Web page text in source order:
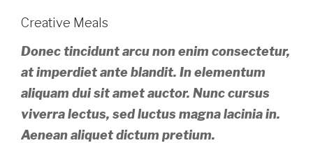
Creative Meals
Donec tincidunt arcu non enim consectetur,
at imperdiet ante blandit. In elementum
aliquam dui sit amet auctor. Nunc cursus
viverra lectus, sed luctus magna lacinia in.
Aenean aliquet dictum pretium.